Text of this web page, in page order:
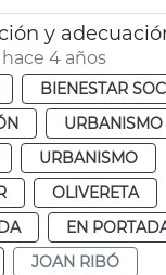
4 años
BIENESTAR
URBANISMO
OLIVERETA
EN
JOAN RIBÓ